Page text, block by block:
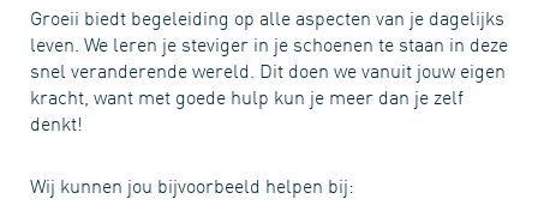
Groeii biedt begeleiding op alle aspecten van je dagelijks
leven. We leren je steviger in je schoenen te staan in deze
snel veranderende wereld. Dit doen we vanuit jouw eigen
kracht, want met goede hulp kun je meer dan je zelf
denkt!
Wij kunnen jou bijvoorbeeld helpen bij: